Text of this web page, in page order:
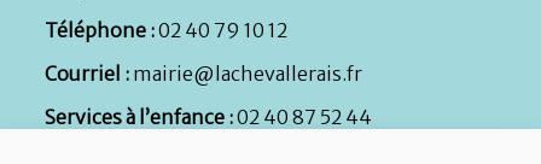
Téléphone :02 40 79 10 12
Courriel : mairie@lachevallerais.fr
Services à l’enfance :02 40 87 52 44